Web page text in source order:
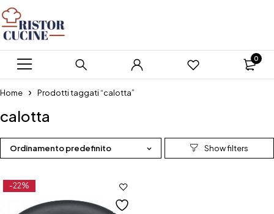
0
Home Prodotti taggati “calotta”
calotta
Ordinamento predefinito
-22%